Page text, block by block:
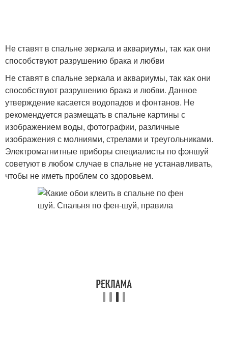
Не ставят в спальне зеркала и аквариумы, так как они
способствуют разрушению брака и любви
Не ставят в спальне зеркала и аквариумы, так как они
способствуют разрушению брака и любви. Данное
утверждение касается водопадов и фонтанов. Не
рекомендуется размещать в спальне картины с
изображением воды, фотографии, различные
изображения с молниями, стрелами и треугольниками.
Электромагнитные приборы специалисты по фэншуй
советуют в любом случае в спальне не устанавливать,
чтобы не иметь проблем со здоровьем.